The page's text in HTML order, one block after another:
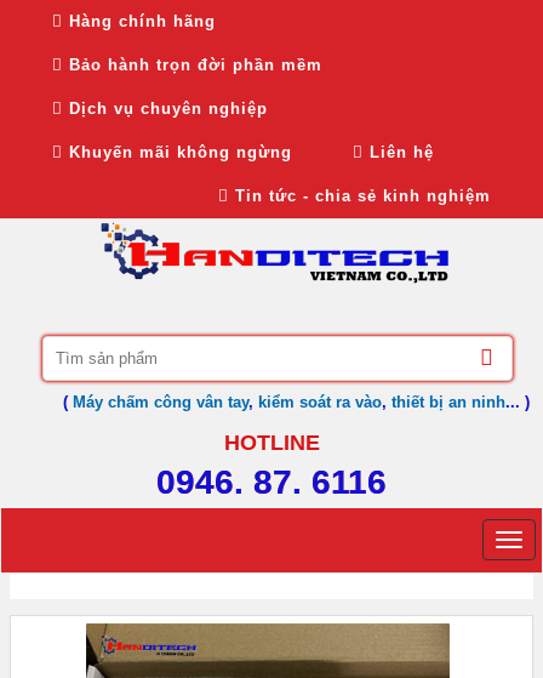
Hàng chính hãng
Bảo hành trọn đời phần mềm
Dịch vụ chuyên nghiệp
Khuyến mãi không ngừng Liên hệ
Tin tức - chia sẻ kinh nghiệm
( Máy chấm công vân tay, kiểm soát ra vào, thiết bị an ninh... )
HOTLINE
0946. 87. 6116